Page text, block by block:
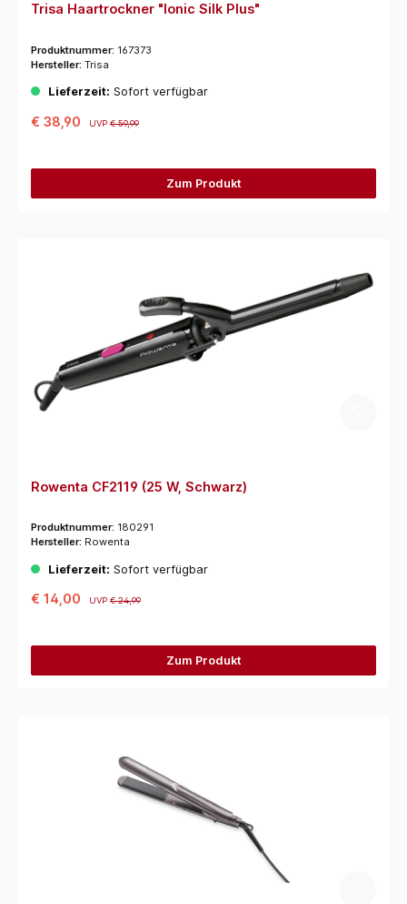
Trisa Haartrockner "Ionic Silk Plus"
Produktnummer: 167373
Hersteller: Trisa
Lieferzeit: Sofort verfügbar
€ 38,90 UVP€ 59,99
Zum Produkt
Rowenta CF2119 (25 W, Schwarz)
Produktnummer: 180291
Hersteller: Rowenta
Lieferzeit: Sofort verfügbar
€ 14,00 UVP€ 24,99
Zum Produkt